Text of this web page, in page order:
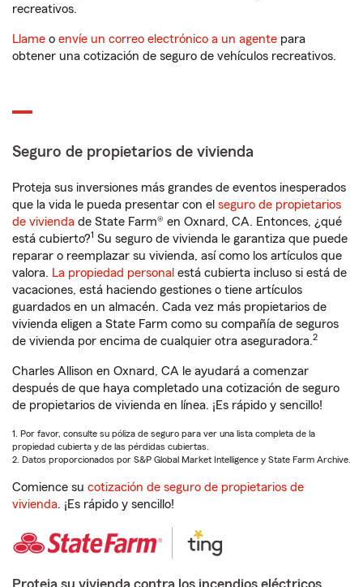
recreativos.
Llame o envíe un correo electrónico a un agente para
obtener una cotización de seguro de vehículos recreativos.
Seguro de propietarios de vivienda
Proteja sus inversiones más grandes de eventos inesperados
que la vida le pueda presentar con el seguro de propietarios
de vivienda de State Farm® en Oxnard, CA. Entonces, ¿qué
está cubierto?1 Su seguro de vivienda le garantiza que puede
reparar o reemplazar su vivienda, así como los artículos que
valora. La propiedad personal está cubierta incluso si está de
vacaciones, está haciendo gestiones o tiene artículos
guardados en un almacén. Cada vez más propietarios de
vivienda eligen a State Farm como su compañía de seguros
de vivienda por encima de cualquier otra aseguradora.2
Charles Allison en Oxnard, CA le ayudará a comenzar
después de que haya completado una cotización de seguro
de propietarios de vivienda en línea. ¡Es rápido y sencillo!
1. Por favor, consulte su póliza de seguro para ver una lista completa de la
propiedad cubierta y de las pérdidas cubiertas.
2. Datos proporcionados por S&P Global Market Intelligence y State Farm Archive.
Comience su cotización de seguro de propietarios de
vivienda. ¡Es rápido y sencillo!